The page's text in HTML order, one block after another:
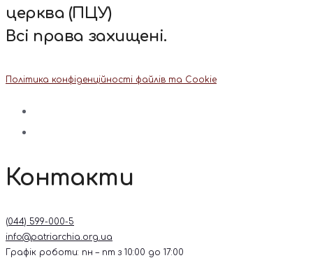
церква (ПЦУ)
Всі права захищені.
Політика конфіденційності файлів та Cookie
Контакти
(044) 599-000-5
info@patriarchia.org.ua
Графік роботи: пн – пт з 10:00 до 17:00